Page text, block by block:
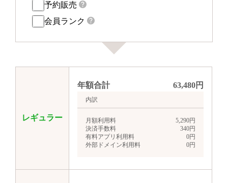
予約販売
会員ランク
レギュラー
年額合計 63,480円
内訳
月額利用料 5,290円
決済手数料
340円
有料アプリ利用料
0円
外部ドメイン利用料
0円